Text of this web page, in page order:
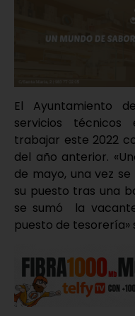
El Ayuntamiento
servicios técnicos
trabajar este 2022
del año anterior.
de mayo, una vez
su puesto tras una
se sumó la
puesto de tesorería»